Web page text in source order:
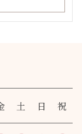
土 日 祝